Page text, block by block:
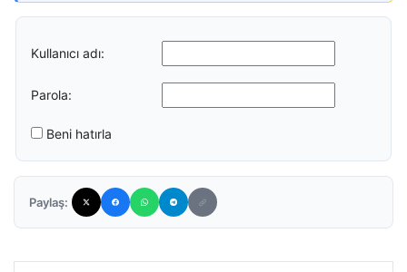
Kullanıcı adı:
Parola:
Beni hatırla
Paylaş: